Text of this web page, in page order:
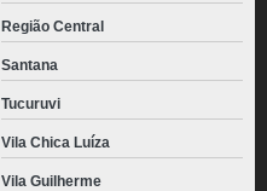
Região Central
Santana
Tucuruvi
Vila Chica Luíza
Vila Guilherme